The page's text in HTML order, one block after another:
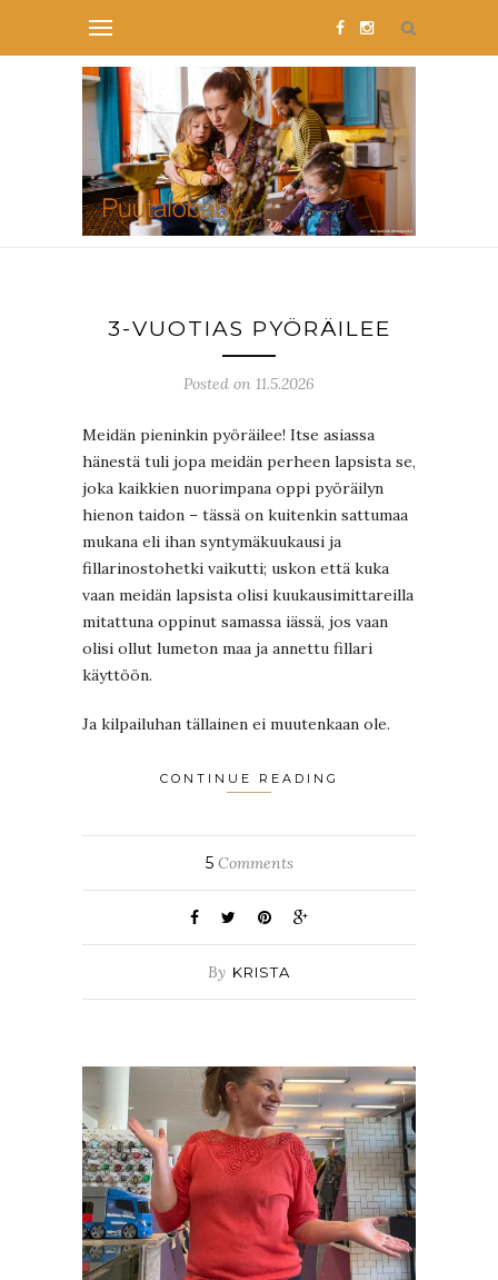
3-VUOTIAS PYÖRÄILEE
Posted on 11.5.2026
Meidän pieninkin pyöräilee! Itse asiassa
hänestä tuli jopa meidän perheen lapsista se,
joka kaikkien nuorimpana oppi pyöräilyn
hienon taidon – tässä on kuitenkin sattumaa
mukana eli ihan syntymäkuukausi ja
fillarinostohetki vaikutti; uskon että kuka
vaan meidän lapsista olisi kuukausimittareilla
mitattuna oppinut samassa iässä, jos vaan
olisi ollut lumeton maa ja annettu fillari
käyttöön.
Ja kilpailuhan tällainen ei muutenkaan ole.
CONTINUE READING
5Comments
By KRISTA